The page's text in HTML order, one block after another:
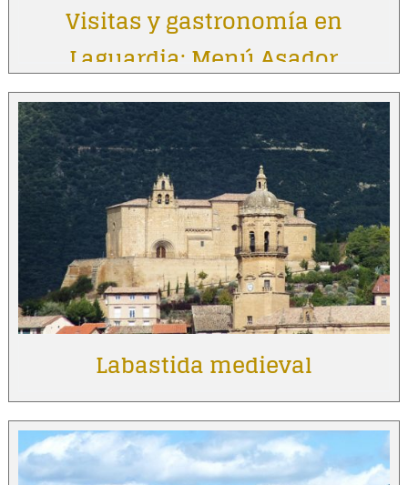
Visitas y gastronomía en
Laguardia: Menú Asador
Vintage
Labastida medieval